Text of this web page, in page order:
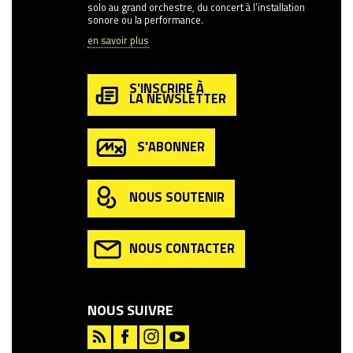
solo au grand orchestre, du concert à l’installation
sonore ou la performance.
en savoir plus
S'INSCRIRE À
LA NEWSLETTER
S'ABONNER
NOUS SOUTENIR
NOUS CONTACTER
NOUS SUIVRE